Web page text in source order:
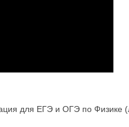
для ЕГЭ и ОГЭ по Физике